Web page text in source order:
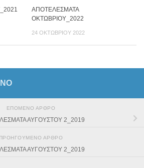
ΑΠΟΤΕΛΕΣΜΑΤΑ
ΟΚΤΩΒΡΙΟΥ_2022
24 ΟΚΤΩΒΡΊΟΥ 2022
ΕΠΌΜΕΝΟ ΆΡΘΡΟ
ΑΥΓΟΥΣΤΟΥ 2_2019
ΠΡΟΗΓΟΎΜΕΝΟ ΆΡΘΡΟ
ΑΥΓΟΥΣΤΟΥ 2_2019